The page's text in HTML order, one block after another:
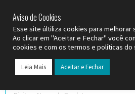
Aviso de Cookies
Esse site últiliza cookies para melhorar
Ao clicar em "Aceitar e Fechar" você
cookies e com os termos e políticas do
Leia Mais Aceitar e Fechar